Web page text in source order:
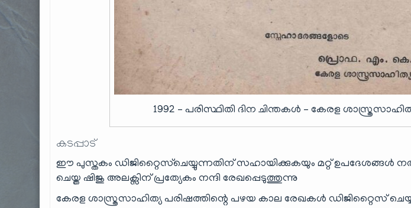
1992 – പരിസ്ഥിതി ദിന ചിന്തകൾ – കേരള
കടപ്പാട്
ഈ പുസ്തകം ഡിജിറ്റൈസ്ചെയ്യുന്നതിന് സഹായിക്കുകയും മറ്റ് ഉപദേശങ്ങൾ
ചെയ്ത ഷിജു അലക്സിന് പ്രത്യേകം നന്ദി രേഖപ്പെടുത്തുന്നു
കേരള ശാസ്ത്രസാഹിത്യ പരിഷത്തിന്റെ പഴയ കാല രേഖകൾ ഡിജിറ്റൈസ്